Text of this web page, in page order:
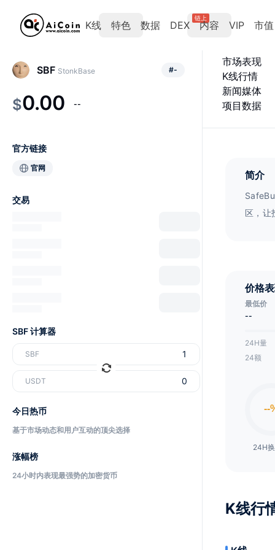
K线 特色 数据 DEX
链上
内容 VIP 市值
市场表现
K线行情
新闻媒体
项目数据
简介
区，让
价格
最低价
--
24H量
24额
24H
K线行
SBF StonkBase #-
$0.00 --
官方链接
官网
交易
SBF 计算器
SBF
USDT
今日热币
基于市场动态和用户互动的顶尖选择
涨幅榜
24小时内表现最强势的加密货币